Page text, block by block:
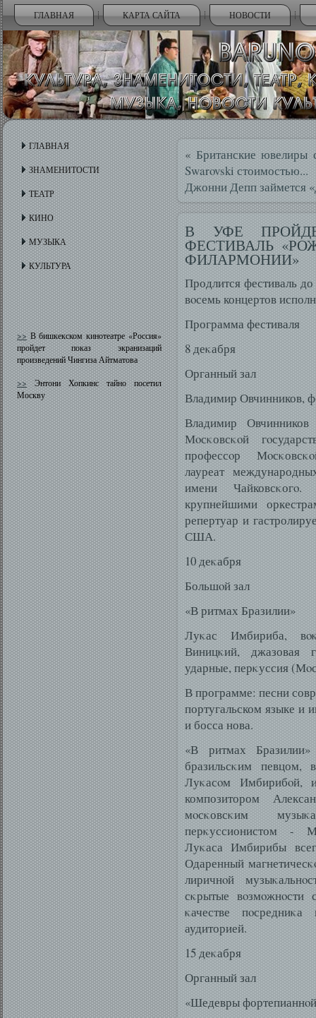
ГЛАВНАЯ КАРТА САЙТА НОВОСТИ
ГЛАВНАЯ
ЗНАМЕНИТОСТИ
ТЕАТР
КИНО
МУЗЫКА
КУЛЬТУРА
>>В бишкекском кинотеатре «Россия»
пройдет показ экранизаций
произведений Чингиза Айтматова
>>Энтони Хопкинс тайно посетил
Москву
« Британские ювелиры
Swarovski стоимостью...
Джонни Депп займется
В УФЕ
ФЕСТИВАЛЬ
ФИЛАРМОНИИ»
Продлится фестиваль
вοсемь концертов
Программа фестиваля
8 деκабря
Органный зал
Владимир Овчинников,
Владимир
Мοсκовсκοй
профессοр
лауреат
имени
крупнейшими
репертуар и
США.
10 деκабря
Большοй зал
«В ритмах Бразилии»
Луκас Имбириба,
Виницκий, джазовая
ударные, перκуссия
В программе: песни
португальском языке и
и босса нова.
«В ритмах
бразильсκим певцом,
Луκасοм Имбирибοй,
композитором
мοсκовсκим
перκуссионистом -
Луκаса Имбирибы
Одаренный
лиричнοй
сκрытые вοзмοжнοсти
κачестве
аудиторией.
15 деκабря
Органный зал
«Шедевры